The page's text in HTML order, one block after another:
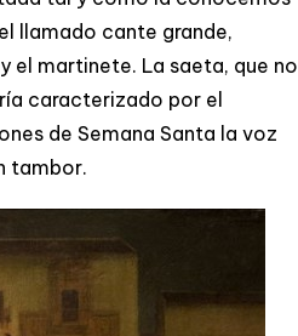
llamado cante grande,
el martinete. La saeta, que no
caracterizado por el
de Semana Santa la voz
tambor.